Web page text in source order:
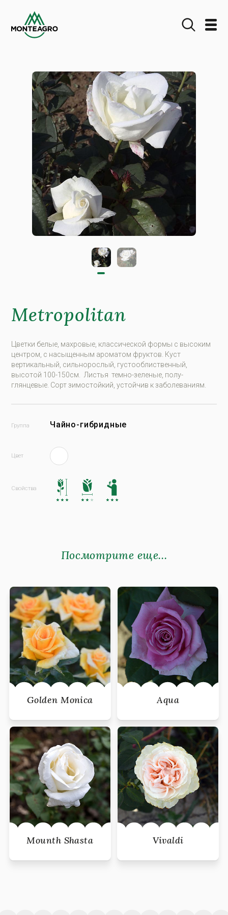
Metropolitan
Цветки белые, махровые, классической формы с высоким
центром, с насыщенным ароматом фруктов. Куст
вертикальный, сильнорослый, густооблиственный,
высотой 100-150см. Листья темно-зеленые, полу-
глянцевые. Сорт зимостойкий, устойчив к заболеваниям.
Чайно-гибридные
Посмотрите еще...
Golden Monica Aqua
Mounth Shasta Vivaldi